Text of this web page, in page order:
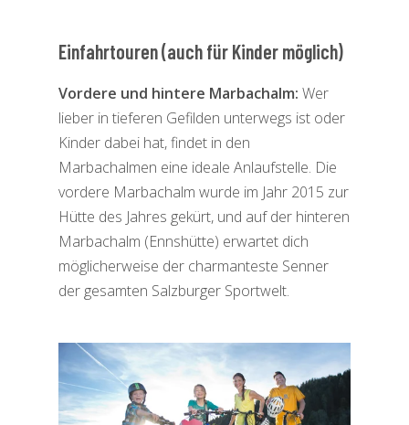
Einfahrtouren (auch für Kinder möglich)
Vordere und hintere Marbachalm: Wer
lieber in tieferen Gefilden unterwegs ist oder
Kinder dabei hat, findet in den
Marbachalmen eine ideale Anlaufstelle. Die
vordere Marbachalm wurde im Jahr 2015 zur
Hütte des Jahres gekürt, und auf der hinteren
Marbachalm (Ennshütte) erwartet dich
möglicherweise der charmanteste Senner
der gesamten Salzburger Sportwelt.